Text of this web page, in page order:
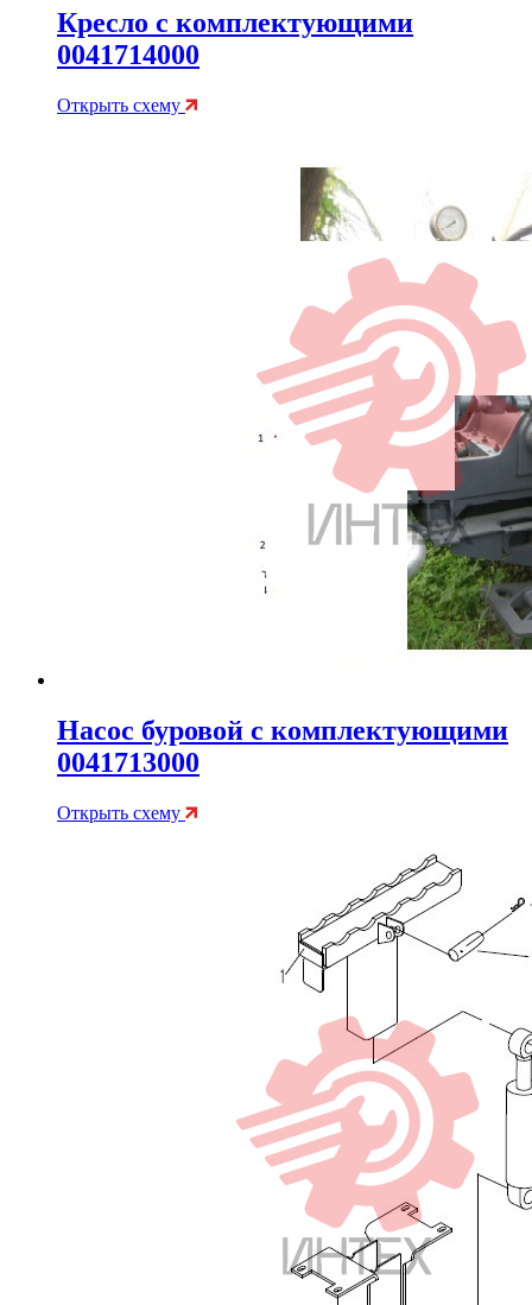
Кресло с комплектующими
0041714000
Открыть схему
Насос буровой с комплектующими
0041713000
Открыть схему